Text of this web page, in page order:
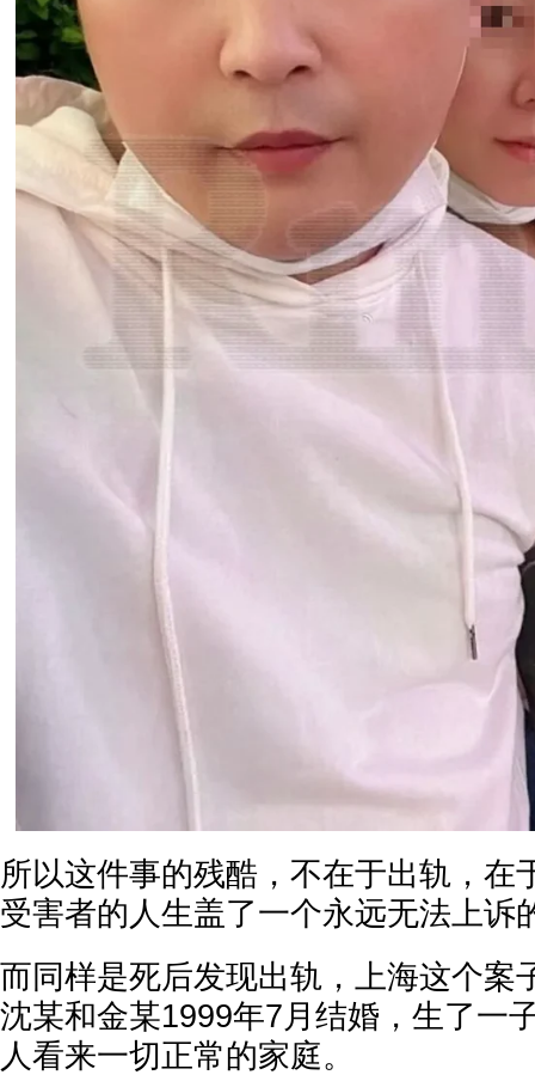
所以这件事的残酷，不在于出轨，在
受害者的人生盖了一个永远无法上诉
而同样是死后发现出轨，上海这个案
沈某和金某1999年7月结婚，生了一
人看来一切正常的家庭。